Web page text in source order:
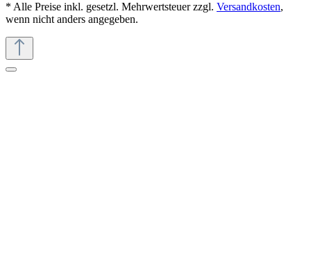
* Alle Preise inkl. gesetzl. Mehrwertsteuer zzgl. Versandkosten,
wenn nicht anders angegeben.